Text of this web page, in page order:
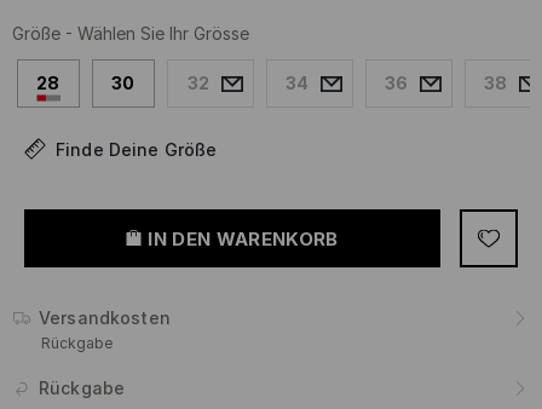
Größe - Wählen Sie Ihr Grösse
28 30 32 34 36 38
Finde Deine Größe
IN DEN WARENKORB
Versandkosten
Rückgabe
Rückgabe